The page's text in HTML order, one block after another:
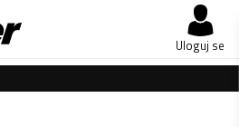
Uloguj se